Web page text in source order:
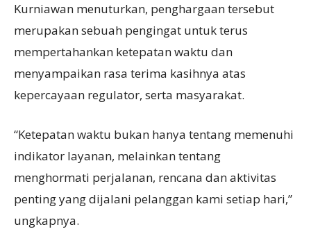
Kurniawan menuturkan, penghargaan tersebut
merupakan sebuah pengingat untuk terus
mempertahankan ketepatan waktu dan
menyampaikan rasa terima kasihnya atas
kepercayaan regulator, serta masyarakat.
“Ketepatan waktu bukan hanya tentang memenuhi
indikator layanan, melainkan tentang
menghormati perjalanan, rencana dan aktivitas
penting yang dijalani pelanggan kami setiap hari,”
ungkapnya.